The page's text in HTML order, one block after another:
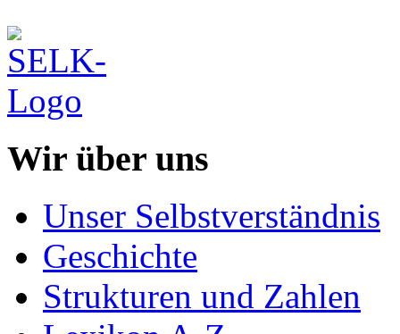
Wir über uns
Unser Selbstverständnis
Geschichte
Strukturen und Zahlen